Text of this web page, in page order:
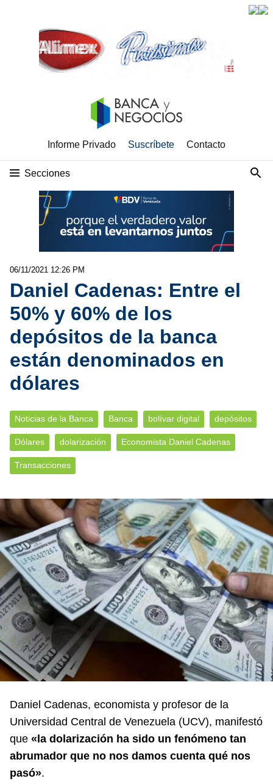
Informe Privado Suscríbete Contacto
Secciones
06/11/2021 12:26 PM
Daniel Cadenas: Entre el
50% y 60% de los
depósitos de la banca
están denominados en
dólares
Noticias de la Banca Banca bolívar digital depósitos
Dólares dolarización Economista Daniel Cadenas
Transacciones
Daniel Cadenas, economista y profesor de la
Universidad Central de Venezuela (UCV), manifestó
que «la dolarización ha sido un fenómeno tan
abrumador que no nos damos cuenta qué nos
pasó».